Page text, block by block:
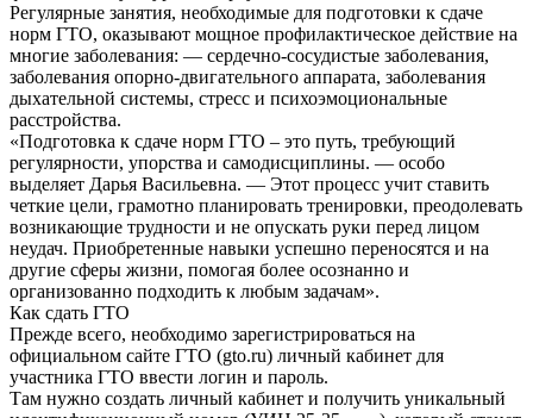
Регулярные занятия, необходимые для подготовки к сдаче
норм ГТО, оказывают мощное профилактическое действие на
многие заболевания: — сердечно-сосудистые заболевания,
заболевания опорно-двигательного аппарата, заболевания
дыхательной системы, стресс и психоэмоциональные
расстройства.
«Подготовка к сдаче норм ГТО – это путь, требующий
регулярности, упорства и самодисциплины. — особо
выделяет Дарья Васильевна. — Этот процесс учит ставить
четкие цели, грамотно планировать тренировки, преодолевать
возникающие трудности и не опускать руки перед лицом
неудач. Приобретенные навыки успешно переносятся и на
другие сферы жизни, помогая более осознанно и
организованно подходить к любым задачам».
Как сдать ГТО
Прежде всего, необходимо зарегистрироваться на
официальном сайте ГТО (gto.ru) личный кабинет для
участника ГТО ввести логин и пароль.
Там нужно создать личный кабинет и получить уникальный